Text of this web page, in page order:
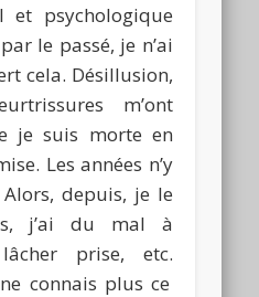
et psychologique
le passé, je n’ai
cela. Désillusion,
m’ont
je suis morte en
Les années n’y
Alors, depuis, je le
j’ai du mal à
lâcher prise, etc.
connais plus ce